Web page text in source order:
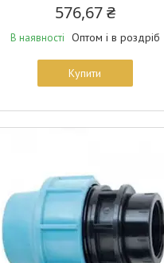
576,67 ₴
В наявності Оптом і в роздріб
Купити